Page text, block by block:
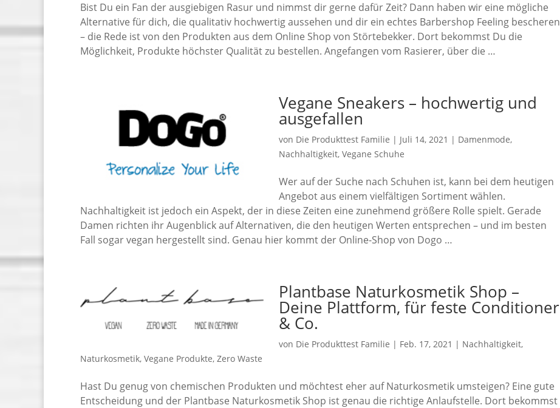
Bist Du ein Fan der ausgiebigen Rasur und nimmst dir gerne dafür Zeit? Dann haben wir eine mögliche
Alternative für dich, die qualitativ hochwertig aussehen und dir ein echtes Barbershop Feeling bescheren
– die Rede ist von den Produkten aus dem Online Shop von Störtebekker. Dort bekommst Du die
Möglichkeit, Produkte höchster Qualität zu bestellen. Angefangen vom Rasierer, über die …
Vegane Sneakers – hochwertig und
ausgefallen
von Die Produkttest Familie | Juli 14, 2021 | Damenmode,
Nachhaltigkeit,Vegane Schuhe
Wer auf der Suche nach Schuhen ist, kann bei dem heutigen
Angebot aus einem vielfältigen Sortiment wählen.
Nachhaltigkeit ist jedoch ein Aspekt, der in diese Zeiten eine zunehmend größere Rolle spielt. Gerade
Damen richten ihr Augenblick auf Alternativen, die den heutigen Werten entsprechen – und im besten
Fall sogar vegan hergestellt sind. Genau hier kommt der Online-Shop von Dogo …
Plantbase Naturkosmetik Shop –
Deine Plattform, für feste Conditioner
& Co.
von Die Produkttest Familie | Feb. 17, 2021 | Nachhaltigkeit,
Naturkosmetik, Vegane Produkte, Zero Waste
Hast Du genug von chemischen Produkten und möchtest eher auf Naturkosmetik umsteigen? Eine gute
Entscheidung und der Plantbase Naturkosmetik Shop ist genau die richtige Anlaufstelle. Dort bekommst